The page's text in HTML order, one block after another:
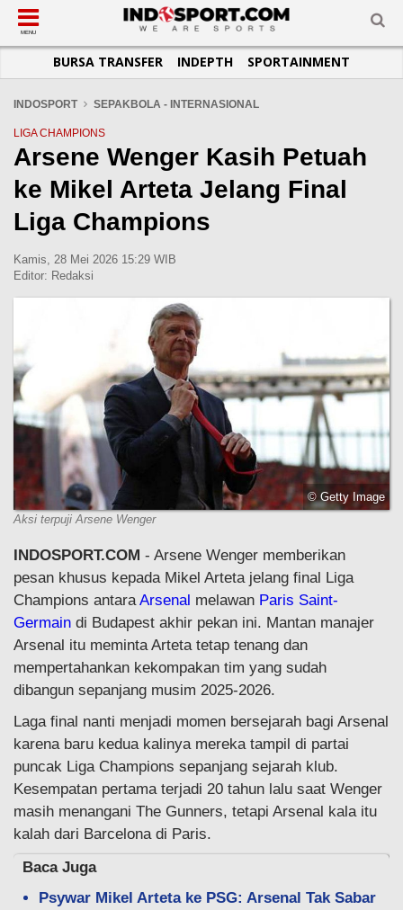
SUB-MENU
SEPAKBOLA
LIGA INGGRIS
LIGA ITALIA
LIGA SPANYOL
LIGA JERMAN
SUB-MENU
SPORTAINMENT
SUB-MENU
OTOMOTIF
OTOMANIA
SUB-MENU
BASKET
FUTSAL
OLIMPIK
E-SPORT
SUB-MENU
JADWAL
SUB-MENU
TOPIK HARI INI
INFOGRAFIS
GALERI FOTO
TEMPAT OLAHRAGA
KOMUNITAS SEHAT
MENU
BURSA TRANSFER INDEPTH SPORTAINMENT
INDOSPORT SEPAKBOLA - INTERNASIONAL
LIGA CHAMPIONS
Arsene Wenger Kasih Petuah
ke Mikel Arteta Jelang Final
Liga Champions
Kamis, 28 Mei 2026 15:29 WIB
Editor: Redaksi
© Getty Image
Aksi terpuji Arsene Wenger
INDOSPORT.COM - Arsene Wenger memberikan
pesan khusus kepada Mikel Arteta jelang final Liga
Champions antara Arsenal melawan Paris Saint-
Germain di Budapest akhir pekan ini. Mantan manajer
Arsenal itu meminta Arteta tetap tenang dan
mempertahankan kekompakan tim yang sudah
dibangun sepanjang musim 2025-2026.
Laga final nanti menjadi momen bersejarah bagi Arsenal
karena baru kedua kalinya mereka tampil di partai
puncak Liga Champions sepanjang sejarah klub.
Kesempatan pertama terjadi 20 tahun lalu saat Wenger
masih menangani The Gunners, tetapi Arsenal kala itu
kalah dari Barcelona di Paris.
Baca Juga
Psywar Mikel Arteta ke PSG: Arsenal Tak Sabar